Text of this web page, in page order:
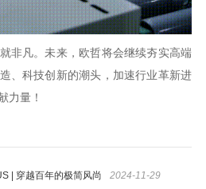
非凡。未来，欧哲将会继续夯实高端
、科技创新的潮头，加速行业革新进
力量！
| 穿越百年的极简风尚 2024-11-29